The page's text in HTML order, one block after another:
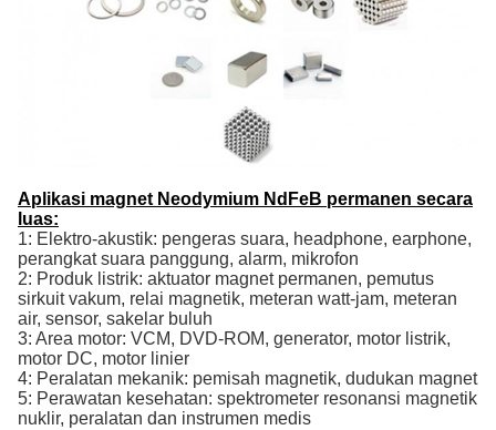
Aplikasi magnet Neodymium NdFeB permanen secara
luas:
1: Elektro-akustik: pengeras suara, headphone, earphone,
perangkat suara panggung, alarm, mikrofon
2: Produk listrik: aktuator magnet permanen, pemutus
sirkuit vakum, relai magnetik, meteran watt-jam, meteran
air, sensor, sakelar buluh
3: Area motor: VCM, DVD-ROM, generator, motor listrik,
motor DC, motor linier
4: Peralatan mekanik: pemisah magnetik, dudukan magnet
5: Perawatan kesehatan: spektrometer resonansi magnetik
nuklir, peralatan dan instrumen medis